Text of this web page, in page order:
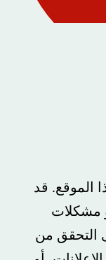
الموقع. قد
مشكلات
التحقق من